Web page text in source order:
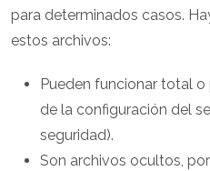
para determinados casos.
estos archivos:
Pueden funcionar total
de la configuración del
seguridad).
Son archivos ocultos,